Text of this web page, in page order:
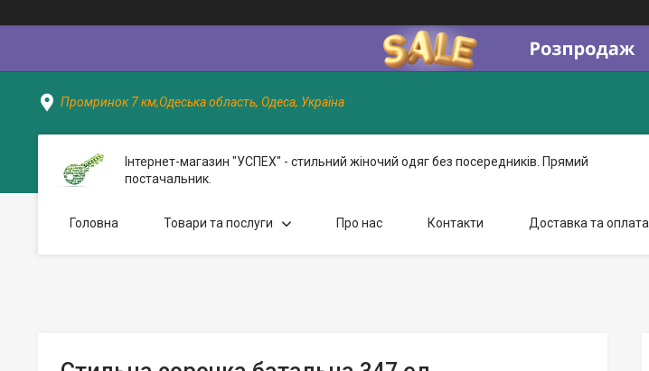
Промринок 7 км,Одеська область, Одеса, Україна
Інтернет-магазин "УСПЕХ" - стильний жіночий одяг без посередників. Прямий
постачальник.
Головна Товари та послуги Про нас Контакти Доставка та оплата